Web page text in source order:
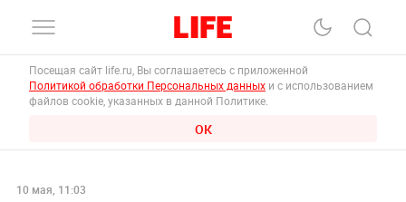
Посещая сайт life.ru, Вы соглашаетесь с приложенной
Политикой обработки Персональных данных и с использованием
файлов cookie, указанных в данной Политике.
ОК
10 мая, 11:03